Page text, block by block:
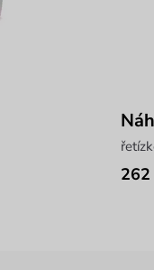
262